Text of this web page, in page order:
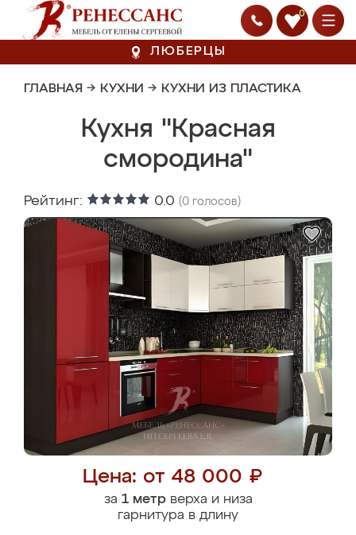
0
ЛЮБЕРЦЫ
ГЛАВНАЯ → КУХНИ → КУХНИ ИЗ ПЛАСТИКА
Кухня "Красная
смородина"
Рейтинг: 0.0 (0 голосов)
Цена: от 48 000 ₽
за 1 метрверха и низа
гарнитура в длину